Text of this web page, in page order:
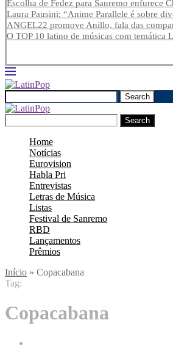
Escolha de Fedez para Sanremo enfurece
Laura Pausini: “Anime Parallele é sobre
ANGEL22 promove Anillo, fala das
O TOP 10 latino de músicas com temática
Search
Search
Home
Notícias
Eurovision
Habla Pri
Entrevistas
Letras de Música
Listas
Festival de Sanremo
RBD
Lançamentos
Prêmios
Início » Copacabana
Tag:
Copacabana